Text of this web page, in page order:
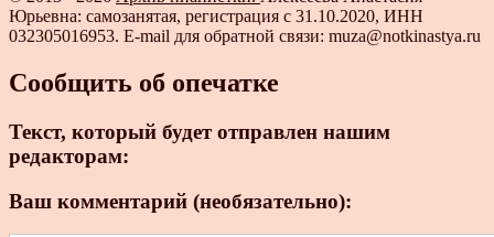
Юрьевна: самозанятая, регистрация с 31.10.2020, ИНН
032305016953. E-mail для обратной связи: muza@notkinastya.ru
Сообщить об опечатке
Текст, который будет отправлен нашим
редакторам:
Ваш комментарий (необязательно):